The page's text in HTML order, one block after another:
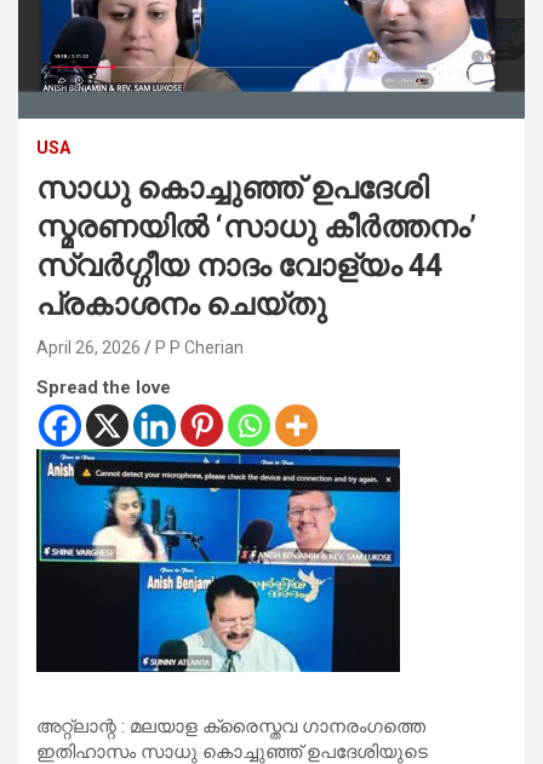
USA
സാധു കൊച്ചുഞ്ഞ് ഉപദേശി
സ്മരണയിൽ ‘സാധു കീർത്തനം’
സ്വർഗ്ഗീയ നാദം വോള്യം 44
പ്രകാശനം ചെയ്തു
April 26, 2026 P P Cherian
Spread the love
അറ്റ്‌ലാന്റ : മലയാള ക്രൈസ്തവ ഗാനരംഗത്തെ
ഇതിഹാസം സാധു കൊച്ചുഞ്ഞ് ഉപദേശിയുടെ